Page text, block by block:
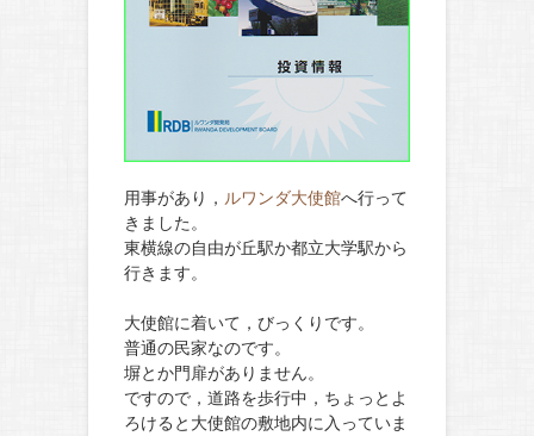
用事があり， ルワンダ大使館へ行って
きました。
東横線の自由が丘駅か都立大学駅から
行きます。
大使館に着いて，びっくりです。
普通の民家なのです。
塀とか門扉がありません。
ですので，道路を歩行中，ちょっとよ
ろけると大使館の敷地内に入っていま